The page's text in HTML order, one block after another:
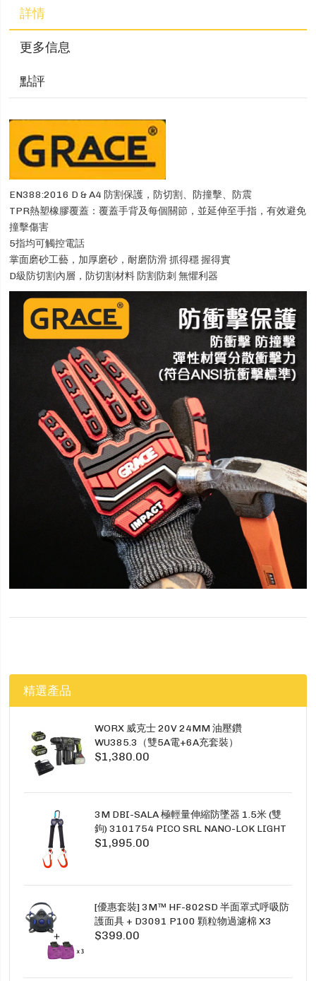
詳情
更多信息
點評
EN388:2016 D & A4 防割保護，防切割、防撞擊、防震
TPR熱塑橡膠覆蓋：覆蓋手背及每個關節，並延伸至手指，有效避免
撞擊傷害
5指均可觸控電話
掌面磨砂工藝，加厚磨砂，耐磨防滑 抓得穩 握得實
D級防切割內層，防切割材料 防割防刺 無懼利器
精選產品
WORX 威克士 20V 24MM 油壓鑽
WU385.3（雙5A電+6A充套裝）
$1,380.00
3M DBI-SALA 極輕量伸縮防墜器 1.5米 (雙
鉤) 3101754 PICO SRL NANO-LOK LIGHT
1.5M TWINS
$1,995.00
[優惠套裝] 3M™ HF-802SD 半面罩式呼吸防
護面具 + D3091 P100 顆粒物過濾棉 X3
SECURE CLICK HF-802SD HF-800SD 系列
$399.00